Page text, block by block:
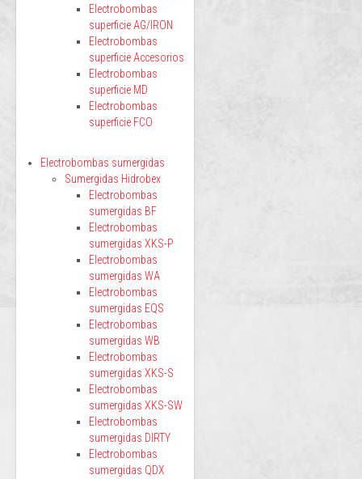
Electrobombas
superficie AG/IRON
Electrobombas
superficie Accesorios
Electrobombas
superficie MD
Electrobombas
superficie FCO
Electrobombas sumergidas
Sumergidas Hidrobex
Electrobombas
sumergidas BF
Electrobombas
sumergidas XKS-P
Electrobombas
sumergidas WA
Electrobombas
sumergidas EQS
Electrobombas
sumergidas WB
Electrobombas
sumergidas XKS-S
Electrobombas
sumergidas XKS-SW
Electrobombas
sumergidas DIRTY
Electrobombas
sumergidas QDX